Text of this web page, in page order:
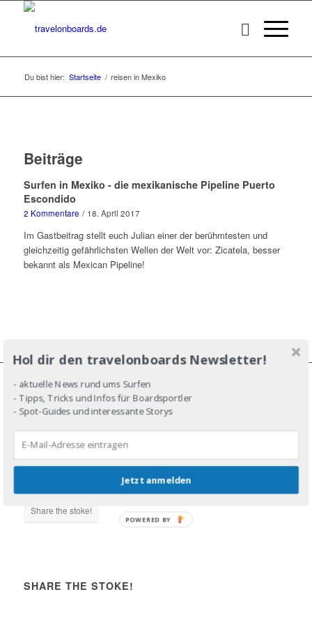
Du bist hier: Startseite / reisen in Mexiko
Beiträge
Surfen in Mexiko - die mexikanische Pipeline Puerto
Escondido
2 Kommentare / 18. April 2017
Im Gastbeitrag stellt euch Julian einer der berühmtesten und
gleichzeitig gefährlichsten Wellen der Welt vor: Zicatela, besser
bekannt als Mexican Pipeline!
JOIN THE LINE-UP!
Share the stoke!
SHARE THE STOKE!
Hol dir den travelonboards Newsletter!
- aktuelle News rund ums Surfen
- Tipps, Tricks und Infos für Boardsportler
- Spot-Guides und interessante Storys
Jetzt anmelden
POWERED BY